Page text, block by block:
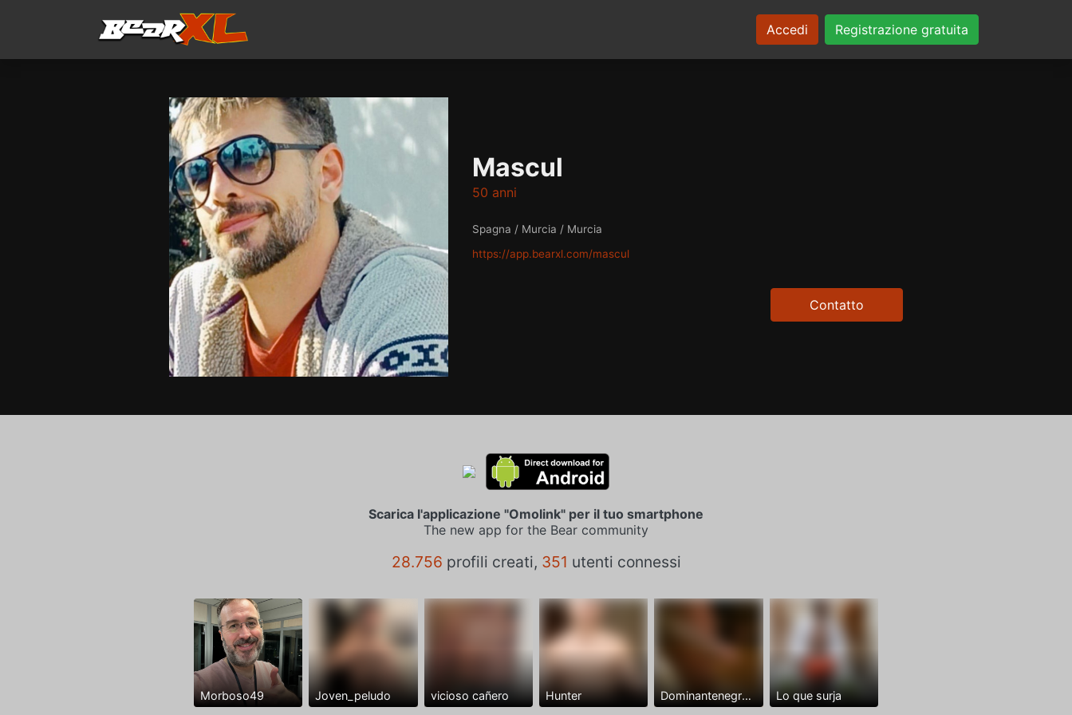
Accedi Registrazione gratuita
Mascul
50 anni
Spagna / Murcia / Murcia
https://app.bearxl.com/mascul
Contatto
Scarica l'applicazione "Omolink" per il tuo smartphone
The new app for the Bear community
28.756 profili creati, 351 utenti connessi
Morboso49 Joven_peludo vicioso cañero Hunter Dominantenegro ya Lo que surja